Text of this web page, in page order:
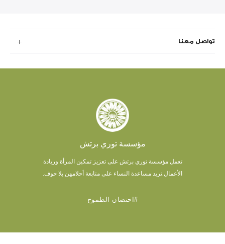
تواصل معنا
مؤسسة توري برتش
تعمل مؤسسة توري برتش على تعزيز تمكين المرأة وريادة
الأعمال. نريد مساعدة النساء على متابعة أحلامهن بلا خوف.
#احتضان الطموح